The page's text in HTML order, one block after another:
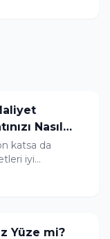
Nasıl
katsa da
iyi
için Tercih
Yüze mi?